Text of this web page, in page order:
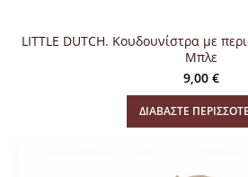
LITTLE DUTCH. Κουδουνίστρα με
Μπλε
9,00 €
ΔΙΑΒΆΣΤΕ